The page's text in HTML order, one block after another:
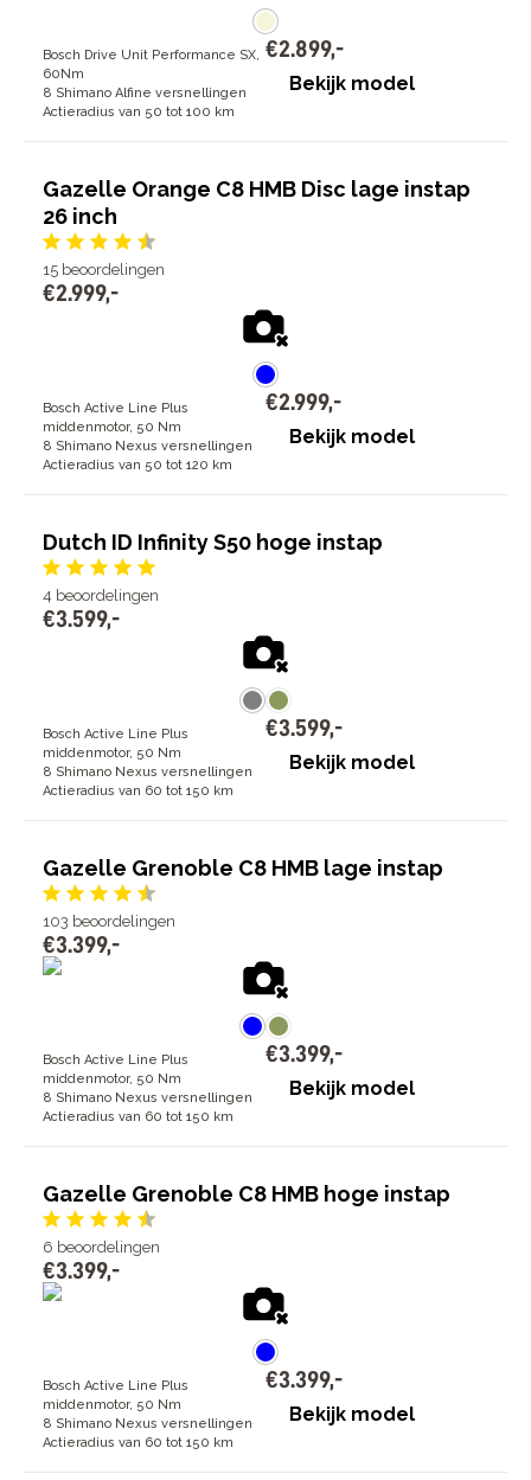
Bosch Drive Unit Performance SX,
60Nm
8 Shimano Alfine versnellingen
Actieradius van 50 tot 100 km
€2.899,-
Bekijk model
Gazelle Orange C8 HMB Disc lage instap
26 inch
15 beoordelingen
€2.999,-
Bosch Active Line Plus
middenmotor, 50 Nm
8 Shimano Nexus versnellingen
Actieradius van 50 tot 120 km
€2.999,-
Bekijk model
Dutch ID Infinity S50 hoge instap
4 beoordelingen
€3.599,-
Bosch Active Line Plus
middenmotor, 50 Nm
8 Shimano Nexus versnellingen
Actieradius van 60 tot 150 km
€3.599,-
Bekijk model
Gazelle Grenoble C8 HMB lage instap
103 beoordelingen
€3.399,-
Bosch Active Line Plus
middenmotor, 50 Nm
8 Shimano Nexus versnellingen
Actieradius van 60 tot 150 km
€3.399,-
Bekijk model
Gazelle Grenoble C8 HMB hoge instap
6 beoordelingen
€3.399,-
Bosch Active Line Plus
middenmotor, 50 Nm
8 Shimano Nexus versnellingen
Actieradius van 60 tot 150 km
€3.399,-
Bekijk model